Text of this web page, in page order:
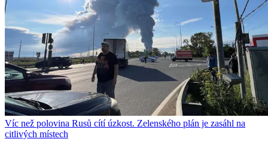
Víc než polovina Rusů cítí úzkost. Zelenského plán je zasáhl na
citlivých místech